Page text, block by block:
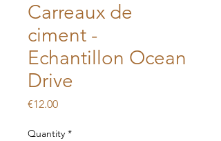
Carreaux de
ciment -
Echantillon Ocean
Drive
€12.00Price
Quantity *